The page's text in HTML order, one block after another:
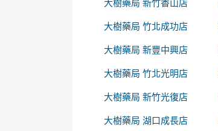
大樹藥局 新竹香山店
大樹藥局 竹北成功店
大樹藥局 新豐中興店
大樹藥局 竹北光明店
大樹藥局 新竹光復店
大樹藥局 湖口成長店